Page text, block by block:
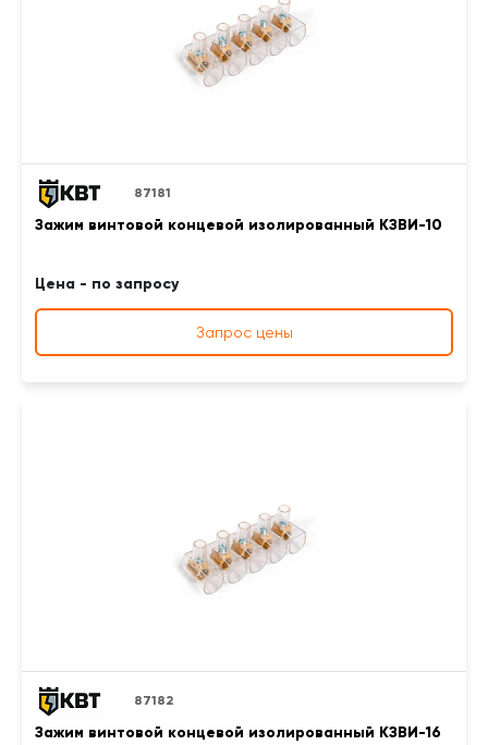
87181
Зажим винтовой концевой изолированный КЗВИ-10
Цена - по запросу
Запрос цены
87182
Зажим винтовой концевой изолированный КЗВИ-16